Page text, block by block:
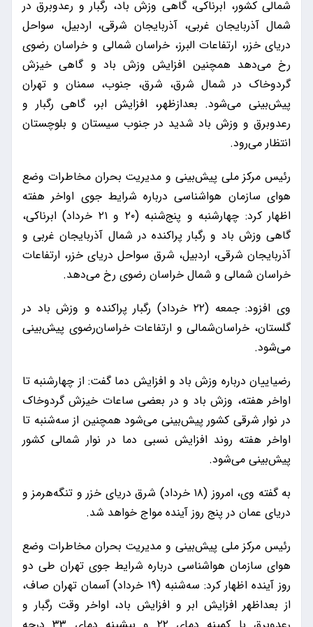
شمالی کشور، ابرناکی، گاهی وزش باد، رگبار و رعدوبرق در
شمال آذربایجان‌ غربی، آذربایجان شرقی، اردبیل، سواحل
دریای خزر، ارتفاعات البرز، خراسان شمالی و خراسان رضوی
رخ می‌دهد همچنین افزایش وزش باد و گاهی خیزش
گردوخاک در شمال‌ شرق، شرق، جنوب، سمنان و تهران
پیش‌بینی می‌شود. بعدازظهر، افزایش ابر، گاهی رگبار و
رعدوبرق و وزش باد شدید در جنوب سیستان‌ و بلوچستان
انتظار می‌رود.
رئیس مرکز ملی پیش‌بینی و مدیریت بحران مخاطرات وضع
هوای سازمان هواشناسی درباره شرایط جوی اواخر هفته
اظهار کرد: چهارشنبه و پنج‌شنبه (۲۰ و ۲۱ خرداد) ابرناکی،
گاهی وزش باد و رگبار پراکنده در شمال آذربایجان‌ غربی و
آذربایجان‌ شرقی، اردبیل، شرق سواحل دریای خزر، ارتفاعات
خراسان شمالی و شمال خراسان‌ رضوی رخ می‌دهد.
وی افزود: جمعه (۲۲ خرداد) رگبار پراکنده و وزش باد در
گلستان، خراسان‌شمالی و ارتفاعات خراسان‌رضوی پیش‌بینی
می‌شود.
رضیاییان درباره وزش باد و افزایش دما گفت: از چهارشنبه تا
اواخر هفته، وزش باد و در بعضی ساعات خیزش گردوخاک
در نوار شرقی کشور پیش‌بینی می‌شود همچنین از سه‌شنبه تا
اواخر هفته روند افزایش نسبی دما در نوار شمالی کشور
پیش‌بینی می‌شود.
به گفته وی، امروز (۱۸ خرداد) شرق دریای خزر و تنگه‌هرمز و
دریای عمان در پنج روز آینده مواج خواهد شد.
رئیس مرکز ملی پیش‌بینی و مدیریت بحران مخاطرات وضع
هوای سازمان هواشناسی درباره شرایط جوی تهران طی دو
روز آینده اظهار کرد: سه‌شنبه (۱۹ خرداد) آسمان تهران صاف،
از بعداظهر افزایش ابر و افزایش باد، اواخر وقت رگبار و